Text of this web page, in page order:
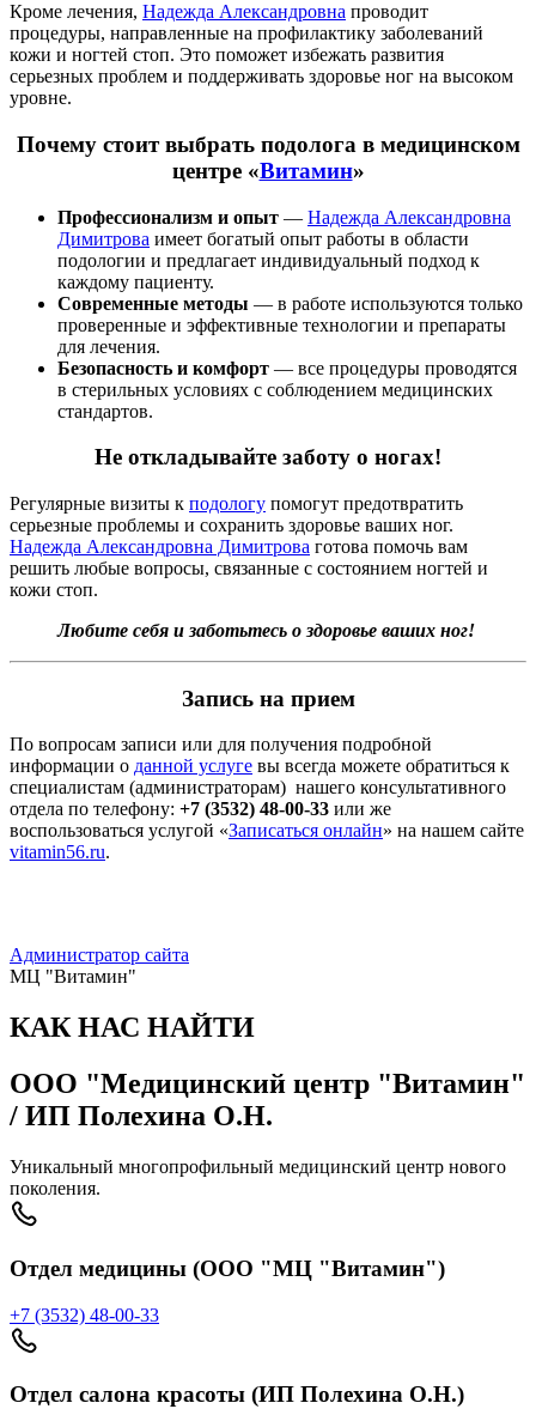
Кроме лечения, Надежда Александровна проводит
процедуры, направленные на профилактику заболеваний
кожи и ногтей стоп. Это поможет избежать развития
серьезных проблем и поддерживать здоровье ног на высоком
уровне.
Почему стоит выбрать подолога в медицинском
центре «Витамин»
Профессионализм и опыт — Надежда Александровна
Димитрова имеет богатый опыт работы в области
подологии и предлагает индивидуальный подход к
каждому пациенту.
Современные методы — в работе используются только
проверенные и эффективные технологии и препараты
для лечения.
Безопасность и комфорт — все процедуры проводятся
в стерильных условиях с соблюдением медицинских
стандартов.
Не откладывайте заботу о ногах!
Регулярные визиты к подологу помогут предотвратить
серьезные проблемы и сохранить здоровье ваших ног.
Надежда Александровна Димитрова готова помочь вам
решить любые вопросы, связанные с состоянием ногтей и
кожи стоп.
Любите себя и заботьтесь о здоровье ваших ног!
Запись на прием
По вопросам записи или для получения подробной
информации о данной услуге вы всегда можете обратиться к
специалистам (администраторам) нашего консультативного
отдела по телефону: +7 (3532) 48-00-33 или же
воспользоваться услугой «Записаться онлайн» на нашем сайте
vitamin56.ru.
Администратор сайта
МЦ "Витамин"
КАК НАС НАЙТИ
ООО "Медицинский центр "Витамин"
/ ИП Полехина О.Н.
Уникальный многопрофильный медицинский центр нового
поколения.
Отдел медицины (ООО "МЦ "Витамин")
+7 (3532) 48-00-33
Отдел салона красоты (ИП Полехина О.Н.)